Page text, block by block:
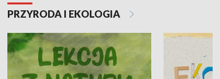
PRZYRODA I EKOLOGIA